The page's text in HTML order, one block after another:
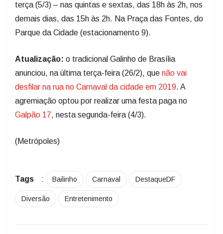
terça (5/3) – nas quintas e sextas, das 18h às 2h, nos
demais dias, das 15h às 2h. Na Praça das Fontes, do
Parque da Cidade (estacionamento 9).
Atualização: o tradicional Galinho de Brasília
anunciou, na última terça-feira (26/2), que não vai
desfilar na rua no Carnaval da cidade em 2019. A
agremiação optou por realizar uma festa paga no
Galpão 17, nesta segunda-feira (4/3).
(Metrópoles)
Tags : Bailinho Carnaval DestaqueDF
Diversão Entretenimento